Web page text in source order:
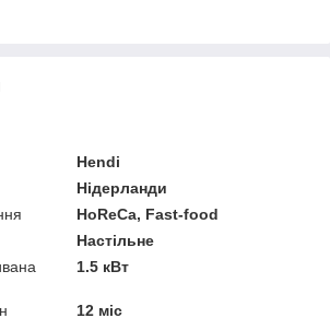
Hendi
Нідерланди
HoReCa, Fast-food
Настільне
1.5 кВт
12 міс